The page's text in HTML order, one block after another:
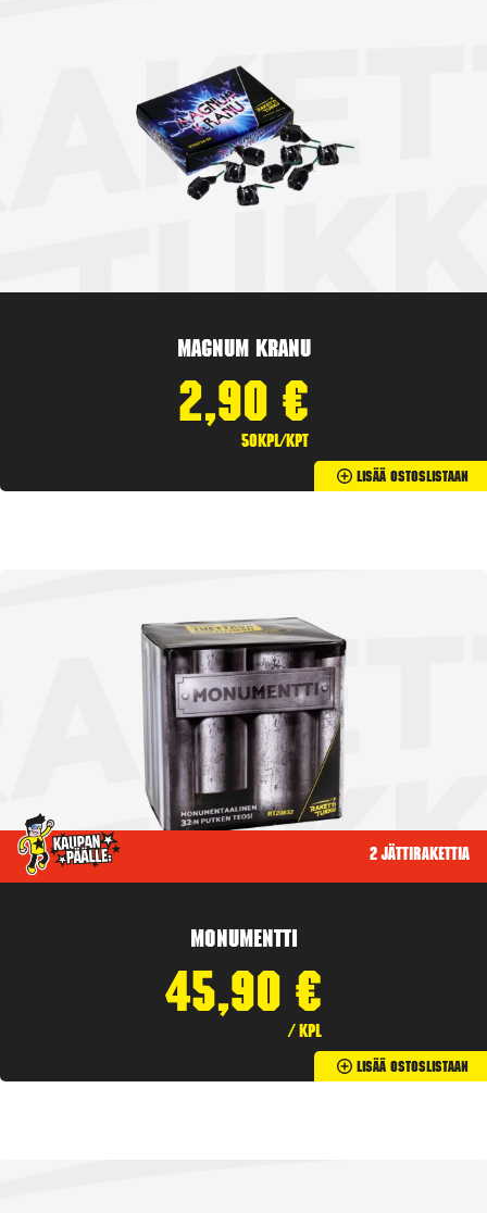
Magnum Kranu
2,90 €
50kpl/kpt
Lisää Ostoslistaan
2 jättirakettia
Monumentti
45,90 €
/ kpl
Lisää Ostoslistaan